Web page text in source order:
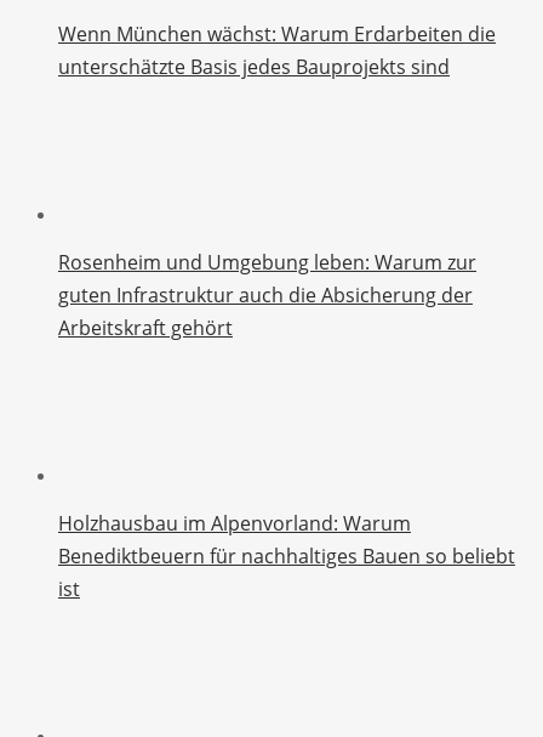
Wenn München wächst: Warum Erdarbeiten die
unterschätzte Basis jedes Bauprojekts sind
Rosenheim und Umgebung leben: Warum zur
guten Infrastruktur auch die Absicherung der
Arbeitskraft gehört
Holzhausbau im Alpenvorland: Warum
Benediktbeuern für nachhaltiges Bauen so beliebt
ist